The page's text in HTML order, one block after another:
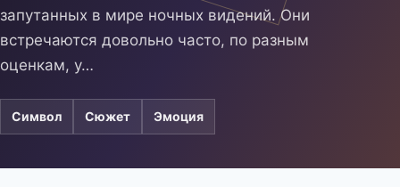
запутанных в мире ночных видений. Они
встречаются довольно часто, по разным
оценкам, у…
Символ Сюжет Эмоция